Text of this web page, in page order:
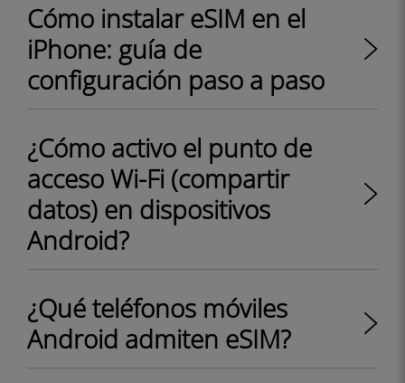
Cómo instalar eSIM en el
iPhone: guía de
configuración paso a paso
¿Cómo activo el punto de
acceso Wi-Fi (compartir
datos) en dispositivos
Android?
¿Qué teléfonos móviles
Android admiten eSIM?